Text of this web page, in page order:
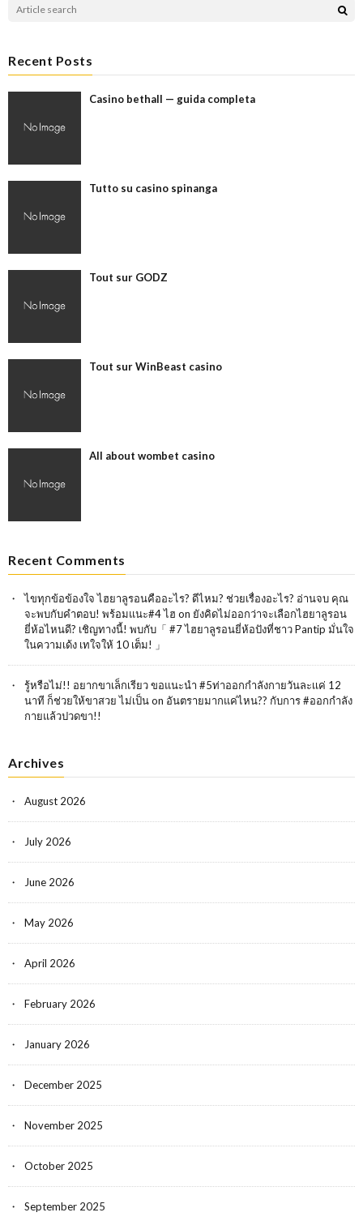
Recent Posts
Casino bethall — guida completa
Tutto su casino spinanga
Tout sur GODZ
Tout sur WinBeast casino
All about wombet casino
Recent Comments
ไขทุกข้อข้องใจ ไฮยาลูรอนคืออะไร? ดีไหม? ช่วยเรื่องอะไร? อ่านจบ คุณ
จะพบกับคำตอบ! พร้อมแนะ#4 ไฮ on ยังคิดไม่ออกว่าจะเลือกไฮยาลูรอน
ยี่ห้อไหนดี? เชิญทางนี้! พบกับ「 #7 ไฮยาลูรอนยี่ห้อปังที่ชาว Pantip มั่นใจ
ในความเด้ง เทใจให้ 10 เต็ม! 」
รู้หรือไม่!! อยากขาเล็กเรียว ขอแนะนำ #5ท่าออกกำลังกายวันละเเค่ 12
นาที ก็ช่วยให้ขาสวย ไม่เป็นon อันตรายมากแค่ไหน?? กับการ #ออกกำลัง
กายแล้วปวดขา!!
Archives
August 2026
July 2026
June 2026
May 2026
April 2026
February 2026
January 2026
December 2025
November 2025
October 2025
September 2025